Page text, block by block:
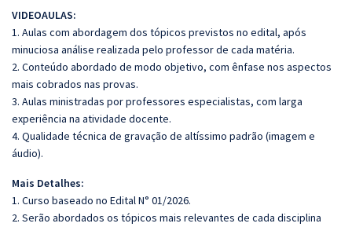
VIDEOAULAS:
1. Aulas com abordagem dos tópicos previstos no edital, após
minuciosa análise realizada pelo professor de cada matéria.
2. Conteúdo abordado de modo objetivo, com ênfase nos aspectos
mais cobrados nas provas.
3. Aulas ministradas por professores especialistas, com larga
experiência na atividade docente.
4. Qualidade técnica de gravação de altíssimo padrão (imagem e
áudio).
Mais Detalhes:
1. Curso baseado no Edital N° 01/2026.
2. Serão abordados os tópicos mais relevantes de cada disciplina